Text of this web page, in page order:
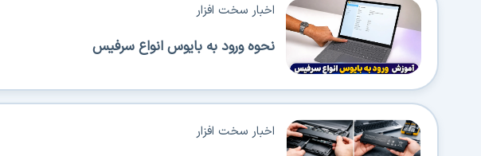
نحوه ورود به بایوس انواع سرفیس
اخبار سخت افزار
اخبار سخت افزار